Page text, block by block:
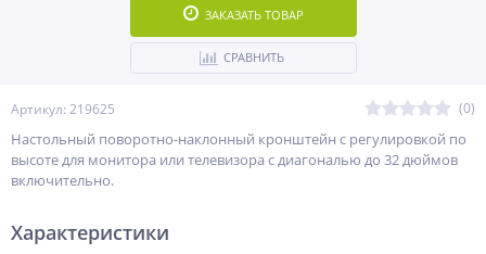
Артикул: 219625 (0)
Настольный поворотно-наклонный кронштейн c регулировкой по
высоте для монитора или телевизора с диагональю до 32 дюймов
включительно.
ЗАКАЗАТЬ ТОВАР
СРАВНИТЬ
Характеристики